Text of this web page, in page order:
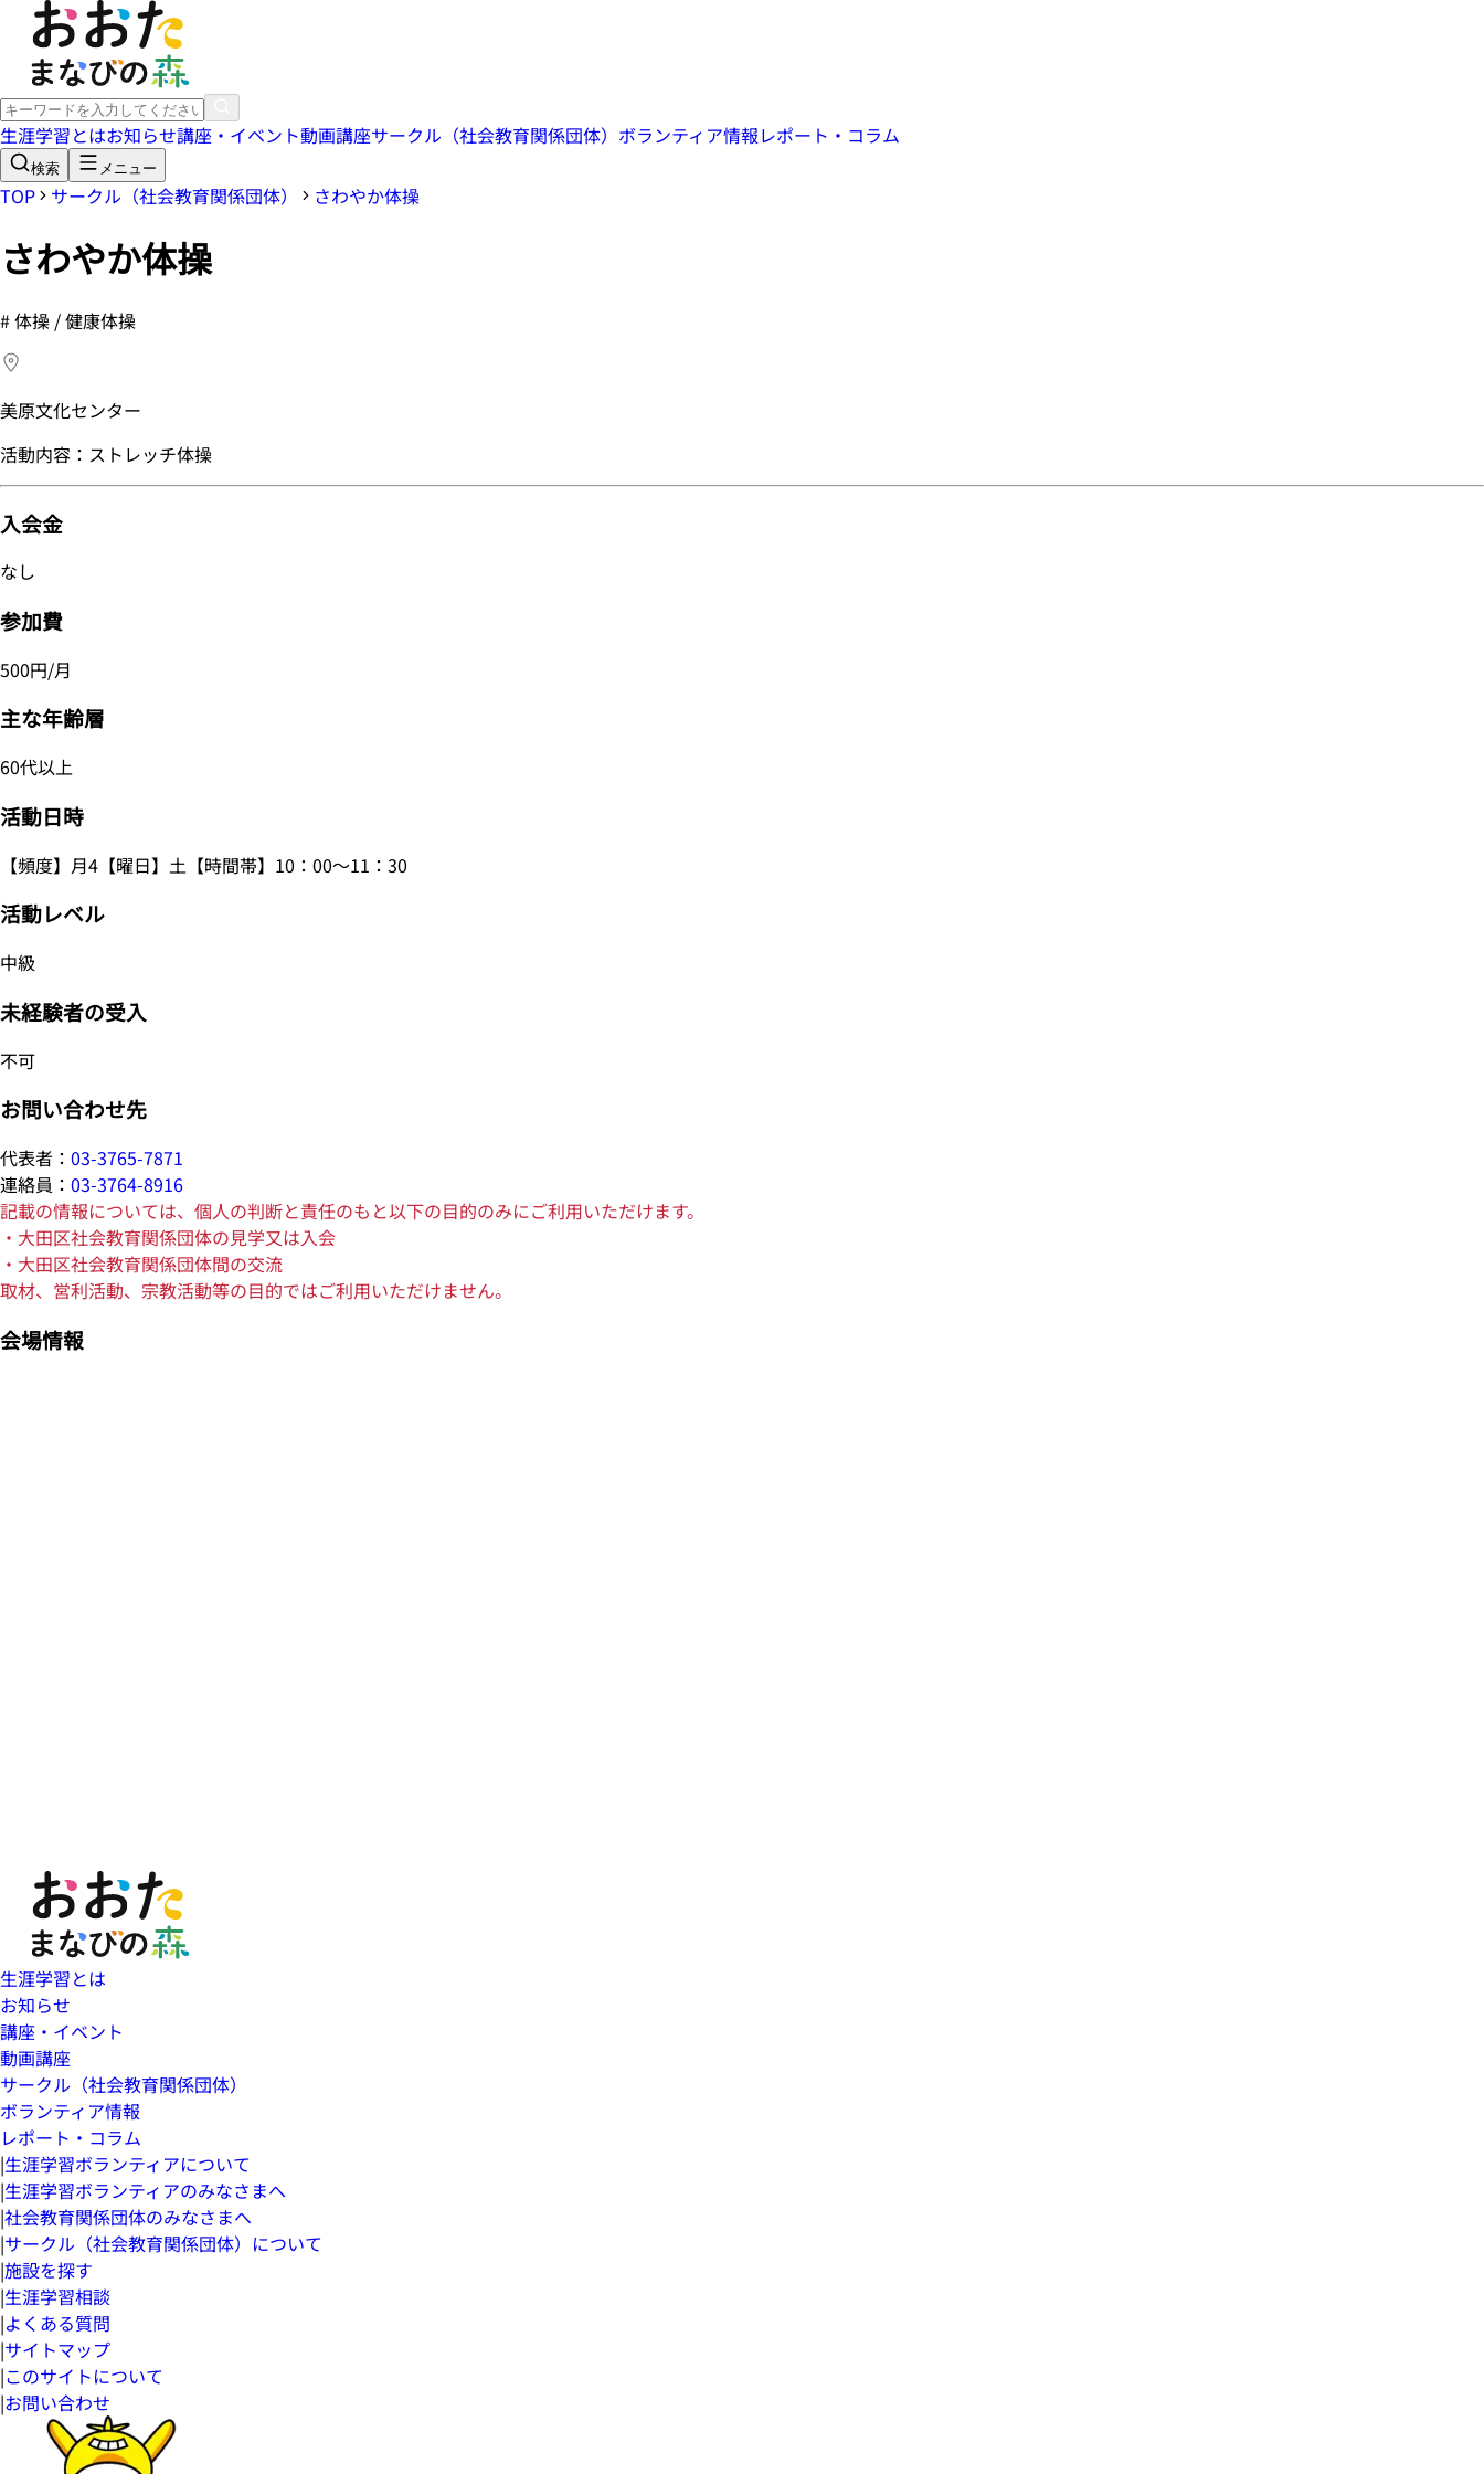
生涯学習とはお知らせ講座・イベント動画講座サークル（社会教育関係団体） ボランティア情報レポート・コラム
検索 メニュー
TOP サークル（社会教育関係団体） さわやか体操
さわやか体操
#体操 / 健康体操
美原文化センター
活動内容：ストレッチ体操
入会金
なし
参加費
500円/月
主な年齢層
60代以上
活動日時
【頻度】月4【曜日】土【時間帯】10：00～11：30
活動レベル
中級
未経験者の受入
不可
お問い合わせ先
代表者： 03-3765-7871
連絡員： 03-3764-8916
記載の情報については、個人の判断と責任のもと以下の目的のみにご利用いただけます。
・大田区社会教育関係団体の見学又は入会
・大田区社会教育関係団体間の交流
取材、営利活動、宗教活動等の目的ではご利用いただけません。
会場情報
生涯学習とは
お知らせ
講座・イベント
動画講座
サークル（社会教育関係団体）
ボランティア情報
レポート・コラム
|生涯学習ボランティアについて
|生涯学習ボランティアのみなさまへ
|社会教育関係団体のみなさまへ
|サークル（社会教育関係団体）について
|施設を探す
|生涯学習相談
|よくある質問
|サイトマップ
|このサイトについて
|お問い合わせ